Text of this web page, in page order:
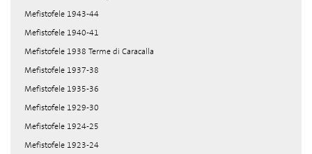
Mefistofele 1943-44
Mefistofele 1940-41
Mefistofele 1938 Terme di Caracalla
Mefistofele 1937-38
Mefistofele 1935-36
Mefistofele 1929-30
Mefistofele 1924-25
Mefistofele 1923-24